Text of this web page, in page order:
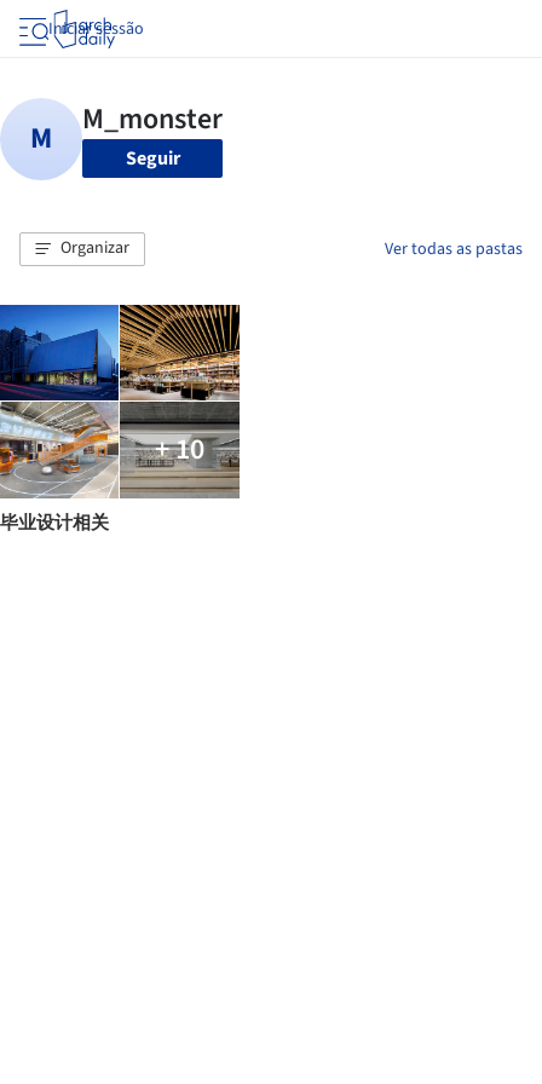
Iniciar sessão
Seguir
Organizar Ver todas as pastas
+ 10
毕业设计相关